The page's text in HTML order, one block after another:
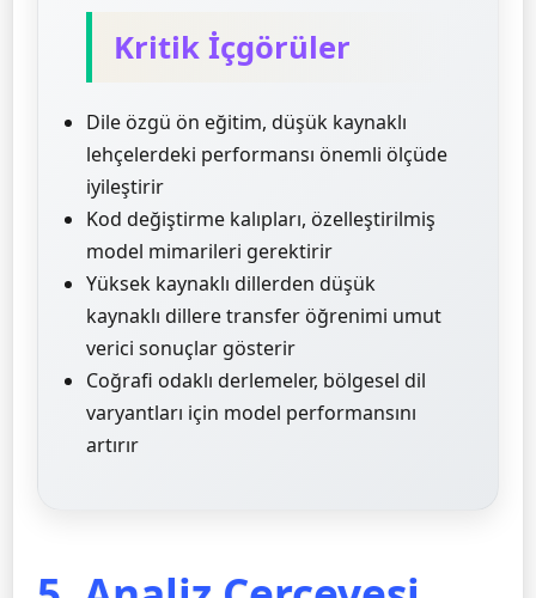
Kritik İçgörüler
Dile özgü ön eğitim, düşük kaynaklı
lehçelerdeki performansı önemli ölçüde
iyileştirir
Kod değiştirme kalıpları, özelleştirilmiş
model mimarileri gerektirir
Yüksek kaynaklı dillerden düşük
kaynaklı dillere transfer öğrenimi umut
verici sonuçlar gösterir
Coğrafi odaklı derlemeler, bölgesel dil
varyantları için model performansını
artırır